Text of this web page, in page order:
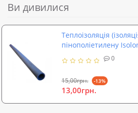
Ви дивилися
Теплоізоляція
пінополіетилену
0
15,00грн. -13%
13,00грн.